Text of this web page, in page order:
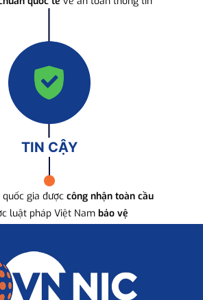
TIN CẬY
gia được công nhận toàn cầu
luật pháp Việt Nam bảo vệ